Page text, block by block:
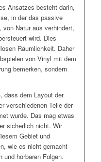
Ansatzes besteht darin,
in der das passive
Natur aus verhindert,
wird. Dies
Räumlichkeit. Daher
von Vinyl mit dem
bemerken, sondern
dass dem Layout der
verschiedenen Teile der
wurde. Das mag etwas
sicherlich nicht. Wir
Gebiet und
wie es nicht gemacht
und hörbaren Folgen.